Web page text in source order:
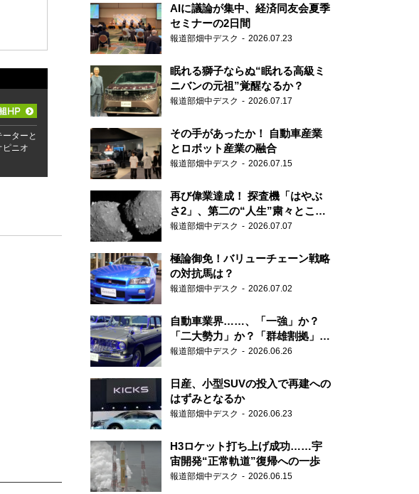
ターと
ピニオ
AIに議論が集中、経済同友会夏季
セミナーの2日間
報道部畑中デスク 2026.07.23
眠れる獅子ならぬ“眠れる高級ミ
ニバンの元祖”覚醒なるか？
報道部畑中デスク 2026.07.17
その手があったか！ 自動車産業
とロボット産業の融合
報道部畑中デスク 2026.07.15
再び偉業達成！ 探査機「はやぶ
さ2」、第二の“人生”粛々とこな
す
報道部畑中デスク 2026.07.07
極論御免！バリューチェーン戦略
の対抗馬は？
報道部畑中デスク 2026.07.02
自動車業界……、「一強」か？
「二大勢力」か？「群雄割拠」
か？
報道部畑中デスク 2026.06.26
日産、小型SUVの投入で再建への
はずみとなるか
報道部畑中デスク 2026.06.23
H3ロケット打ち上げ成功……宇
宙開発“正常軌道”復帰への一歩
報道部畑中デスク 2026.06.15